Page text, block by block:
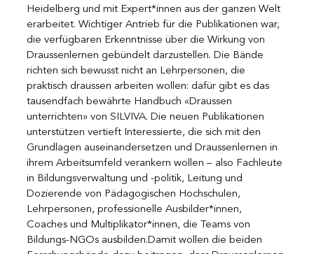
Heidelberg und mit Expert*innen aus der ganzen Welt
erarbeitet. Wichtiger Antrieb für die Publikationen war,
die verfügbaren Erkenntnisse über die Wirkung von
Draussenlernen gebündelt darzustellen. Die Bände
richten sich bewusst nicht an Lehrpersonen, die
praktisch draussen arbeiten wollen: dafür gibt es das
tausendfach bewährte Handbuch «Draussen
unterrichten» von SILVIVA. Die neuen Publikationen
unterstützen vertieft Interessierte, die sich mit den
Grundlagen auseinandersetzen und Draussenlernen in
ihrem Arbeitsumfeld verankern wollen – also Fachleute
in Bildungsverwaltung und -politik, Leitung und
Dozierende von Pädagogischen Hochschulen,
Lehrpersonen, professionelle Ausbilder*innen,
Coaches und Multiplikator*innen, die Teams von
Bildungs-NGOs ausbilden.Damit wollen die beiden